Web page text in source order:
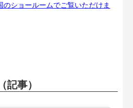
のショールームでご覧いただけま
記事）